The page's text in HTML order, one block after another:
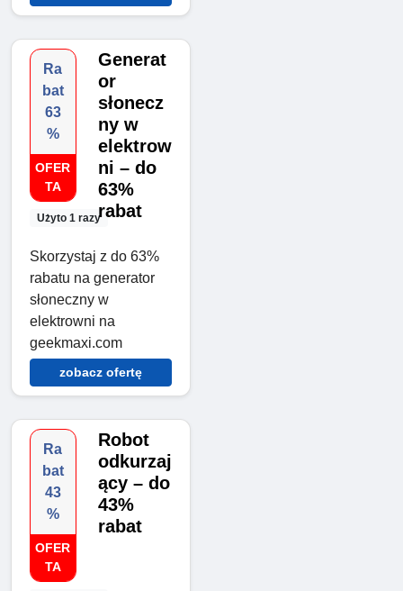
Ra
bat
63
%
OFER
TA
Użyto 1 razy
Generat
or
słonecz
ny w
elektrow
ni – do
63%
rabat
Skorzystaj z do 63%
rabatu na generator
słoneczny w
elektrowni na
geekmaxi.com
zobacz ofertę
Ra
bat
43
%
OFER
TA
Robot
odkurzaj
ący – do
43%
rabat